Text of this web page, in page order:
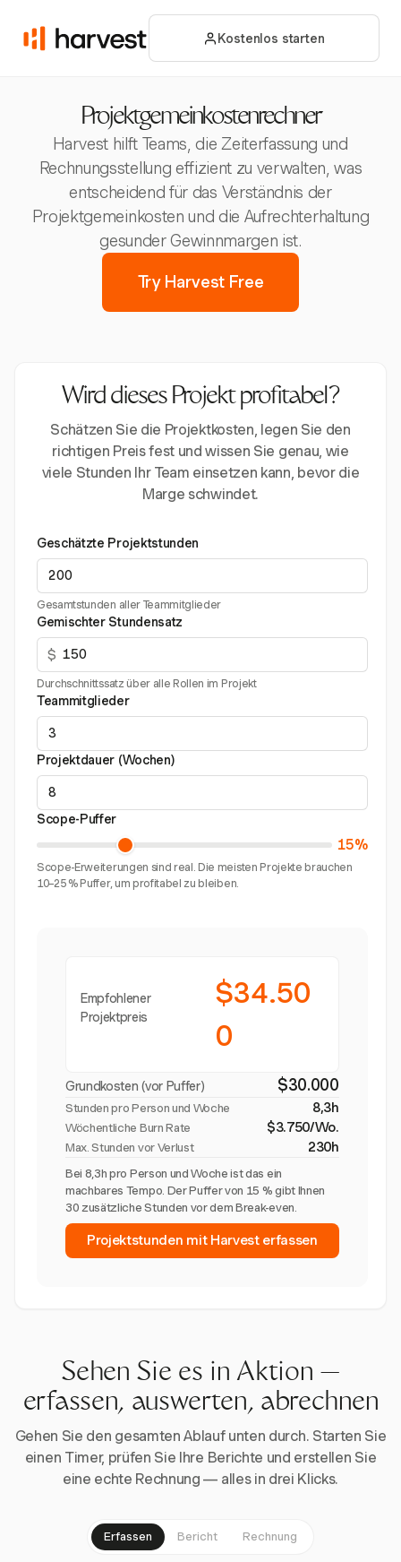
Kostenlos starten
Projektgemeinkostenrechner
Harvest hilft Teams, die Zeiterfassung und
Rechnungsstellung effizient zu verwalten, was
entscheidend für das Verständnis der
Projektgemeinkosten und die Aufrechterhaltung
gesunder Gewinnmargen ist.
Try Harvest Free
Wird dieses Projekt profitabel?
Schätzen Sie die Projektkosten, legen Sie den
richtigen Preis fest und wissen Sie genau, wie
viele Stunden Ihr Team einsetzen kann, bevor die
Marge schwindet.
Geschätzte Projektstunden
Gesamtstunden aller Teammitglieder
Gemischter Stundensatz
$
Durchschnittssatz über alle Rollen im Projekt
Teammitglieder
Projektdauer (Wochen)
Scope-Puffer
15%
Scope-Erweiterungen sind real. Die meisten Projekte brauchen
10–25 % Puffer, um profitabel zu bleiben.
Empfohlener
Projektpreis
$34.50
0
Grundkosten (vor Puffer) $30.000
Stunden pro Person und Woche 8,3h
Wöchentliche Burn Rate $3.750/Wo.
Max. Stunden vor Verlust 230h
Bei 8,3h pro Person und Woche ist das ein
machbares Tempo. Der Puffer von 15 % gibt Ihnen
30 zusätzliche Stunden vor dem Break-even.
Projektstunden mit Harvest erfassen
Sehen Sie es in Aktion —
erfassen, auswerten, abrechnen
Gehen Sie den gesamten Ablauf unten durch. Starten Sie
einen Timer, prüfen Sie Ihre Berichte und erstellen Sie
eine echte Rechnung — alles in drei Klicks.
Erfassen Bericht Rechnung